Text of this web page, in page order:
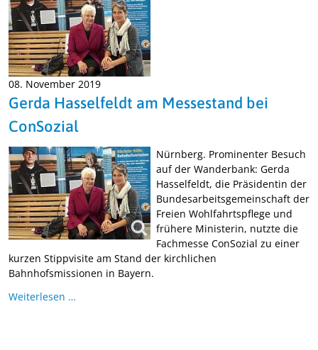
08. November 2019
Gerda Hasselfeldt am Messestand bei
ConSozial
Nürnberg. Prominenter Besuch
auf der Wanderbank: Gerda
Hasselfeldt, die Präsidentin der
Bundesarbeitsgemeinschaft der
Freien Wohlfahrtspflege und
frühere Ministerin, nutzte die
Fachmesse ConSozial zu einer
kurzen Stippvisite am Stand der kirchlichen
Bahnhofsmissionen in Bayern.
Weiterlesen …